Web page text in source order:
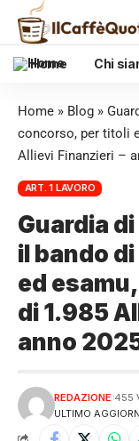
Home Chi
Home » Blog »
concorso, per titoli
Allievi Finanzieri –
ART. 1 LAVORO
Guardia
il bando
ed
di 1.985
anno
ULTIMO
REDAZIONE 455